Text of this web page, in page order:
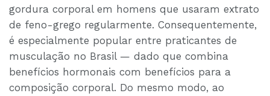
gordura corporal em homens que usaram extrato
de feno-grego regularmente. Consequentemente,
é especialmente popular entre praticantes de
musculação no Brasil — dado que combina
benefícios hormonais com benefícios para a
composição corporal. Do mesmo modo, ao